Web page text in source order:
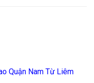
Quận Nam Từ Liêm